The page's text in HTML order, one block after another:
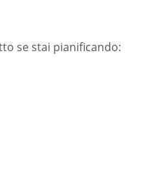
se stai pianificando: